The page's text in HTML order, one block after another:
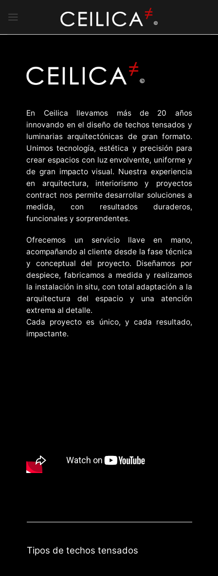
En Ceilica llevamos más de 20 años
innovando en el diseño de techos tensados y
luminarias arquitectónicas de gran formato.
Unimos tecnología, estética y precisión para
crear espacios con luz envolvente, uniforme y
de gran impacto visual. Nuestra experiencia
en arquitectura, interiorismo y proyectos
contract nos permite desarrollar soluciones a
medida, con resultados duraderos,
funcionales y sorprendentes.
Ofrecemos un servicio llave en mano,
acompañando al cliente desde la fase técnica
y conceptual del proyecto. Diseñamos por
despiece, fabricamos a medida y realizamos
la instalación in situ, con total adaptación a la
arquitectura del espacio y una atención
extrema al detalle.
Cada proyecto es único, y cada resultado,
impactante.
Tipos de techos tensados